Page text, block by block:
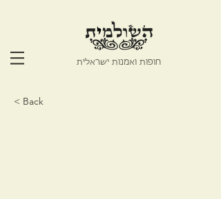
חופות ואמנות ישראלית
< Back